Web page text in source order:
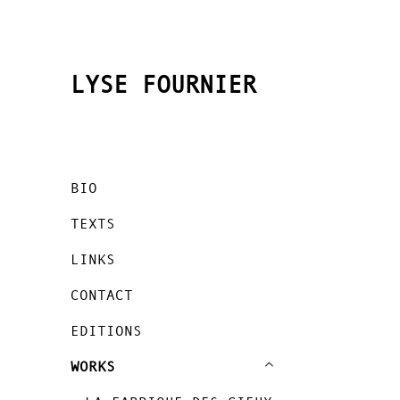
LYSE FOURNIER
BIO
TEXTS
LINKS
CONTACT
EDITIONS
WORKS
expand